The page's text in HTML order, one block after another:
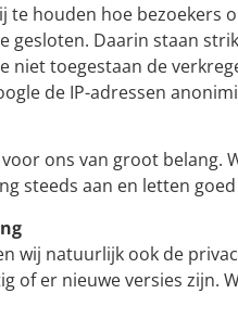
te houden hoe bezoekers
gesloten. Daarin staan
niet toegestaan de
de IP-adressen
ons van groot belang.
steeds aan en letten
wij natuurlijk ook de
of er nieuwe versies zijn.